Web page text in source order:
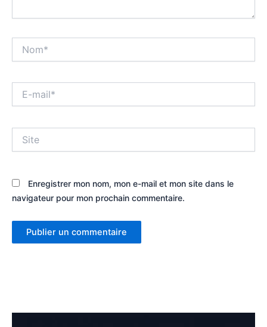
mail*
Enregistrer mon nom, mon e-mail et mon site dans le
navigateur pour mon prochain commentaire.